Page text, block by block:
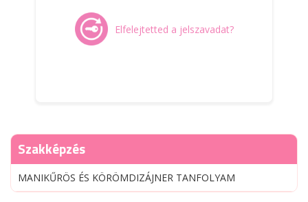
Elfelejtetted a jelszavadat?
Szakképzés
MANIKŰRÖS ÉS KÖRÖMDIZÁJNER TANFOLYAM